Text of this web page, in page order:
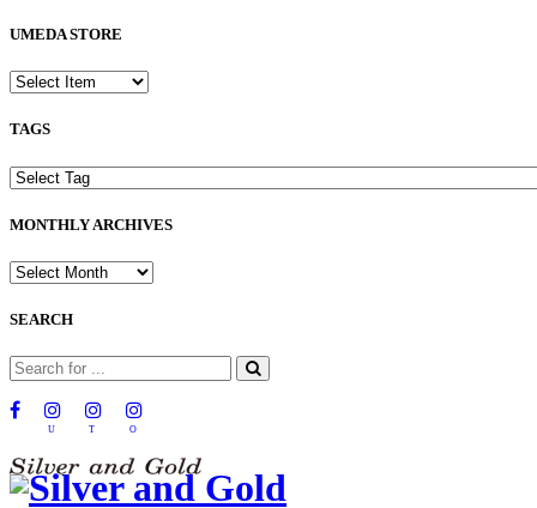
UMEDA STORE
TAGS
MONTHLY ARCHIVES
SEARCH
U T O